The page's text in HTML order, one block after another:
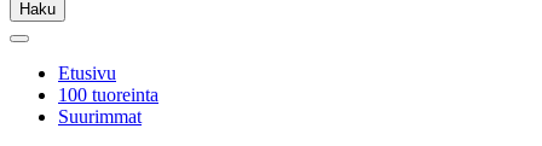
Haku
Etusivu
100 tuoreinta
Suurimmat